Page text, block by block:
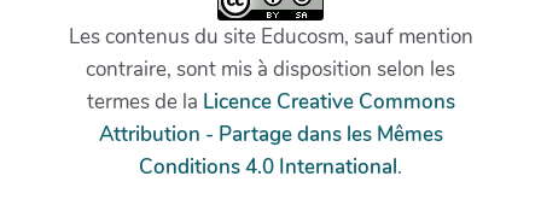
Les contenus du site Educosm, sauf mention
contraire, sont mis à disposition selon les
termes de la Licence Creative Commons
Attribution - Partage dans les Mêmes
Conditions 4.0 International.